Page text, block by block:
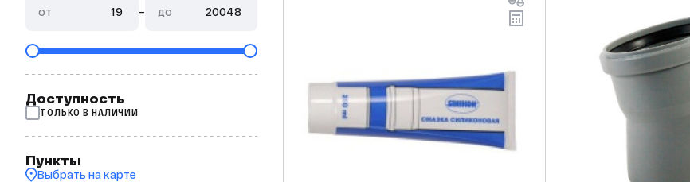
от – до
Доступность
ТОЛЬКО В НАЛИЧИИ
Пункты
Выбрать на карте